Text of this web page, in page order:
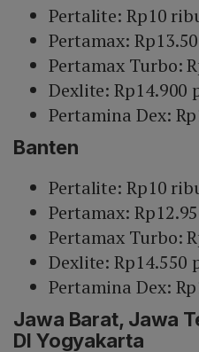
Pertalite: Rp10
Pertamax:
Pertamax Turbo:
Dexlite: Rp14.900
Pertamina Dex:
Banten
Pertalite: Rp10
Pertamax:
Pertamax Turbo:
Dexlite: Rp14.550
Pertamina Dex:
Jawa Barat, Jawa
DI Yogyakarta